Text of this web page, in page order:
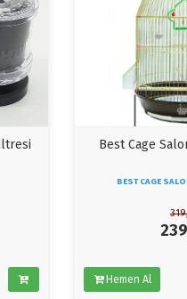
Best Cage
BEST CAGE
Hemen Al